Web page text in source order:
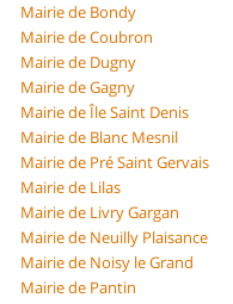
Mairie de Bondy
Mairie de Coubron
Mairie de Dugny
Mairie de Gagny
Mairie de Île Saint Denis
Mairie de Blanc Mesnil
Mairie de Pré Saint Gervais
Mairie de Lilas
Mairie de Livry Gargan
Mairie de Neuilly Plaisance
Mairie de Noisy le Grand
Mairie de Pantin